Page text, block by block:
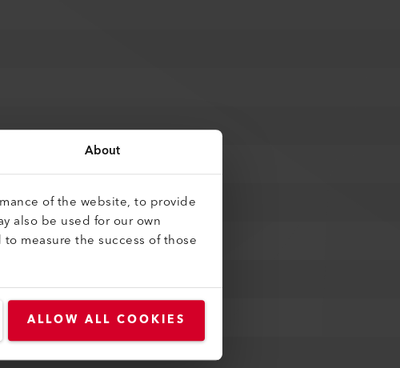
About
of the website, to provide
also be used for our own
measure the success of those
ALLOW ALL COOKIES